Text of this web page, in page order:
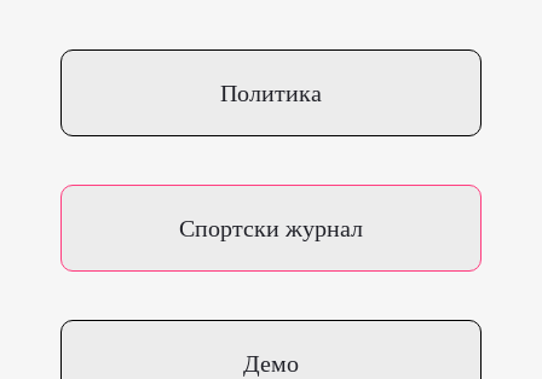
Политика
Спортски журнал
Демо